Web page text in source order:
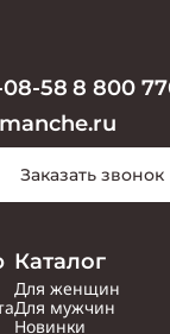
Каталог
Для женщин
Для мужчин
Новинки
08-58 8 800
Заказать звонок